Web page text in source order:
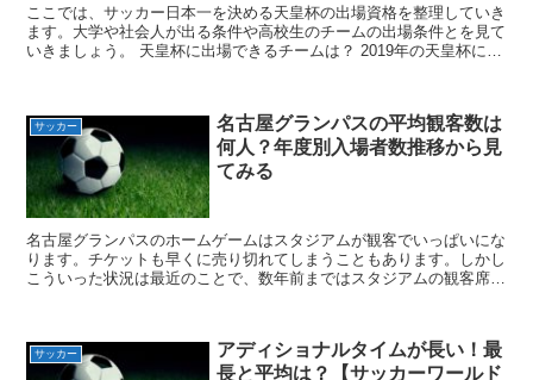
ここでは、サッカー日本一を決める天皇杯の出場資格を整理していき
ます。大学や社会人が出る条件や高校生のチームの出場条件とを見て
いきましょう。 天皇杯に出場できるチームは？ 2019年の天皇杯に出
サッカー
名古屋グランパスの平均観客数は
何人？年度別入場者数推移から見
てみる
名古屋グランパスのホームゲームはスタジアムが観客でいっぱいにな
ります。チケットも早くに売り切れてしまうこともあります。しかし
こういった状況は最近のことで、数年前まではスタジアムの観客席に
サッカー
アディショナルタイムが長い！最
長と平均は？【サッカーワールド